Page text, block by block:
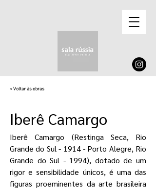
< Voltar às obras
Iberê Camargo
Iberê Camargo (Restinga Seca, Rio
Grande do Sul - 1914 - Porto Alegre, Rio
Grande do Sul - 1994), dotado de um
rigor e sensibilidade únicos, é uma das
figuras proeminentes da arte brasileira